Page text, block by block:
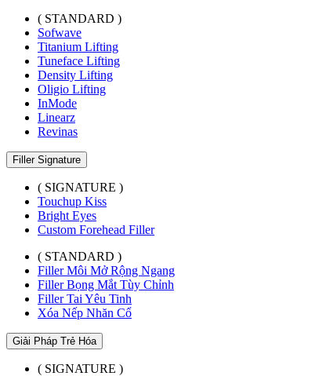
( STANDARD )
Sofwave
Titanium Lifting
Tuneface Lifting
Density Lifting
Oligio Lifting
InMode
Linearz
Revinas
Filler Signature
( SIGNATURE )
Touchup Kiss
Bright Eyes
Custom Forehead Filler
( STANDARD )
Filler Môi Mở Rộng Ngang
Filler Bọng Mắt Tùy Chỉnh
Filler Tai Yêu Tinh
Xóa Nếp Nhăn Cổ
Giải Pháp Trẻ Hóa
( SIGNATURE )